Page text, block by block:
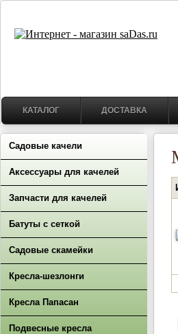
КАТАЛОГ ДОСТАВКА
Садовые качели
Аксессуары для качелей
Запчасти для качелей
Батуты с сеткой
Садовые скамейки
Кресла-шезлонги
Кресла Папасан
Подвесные кресла